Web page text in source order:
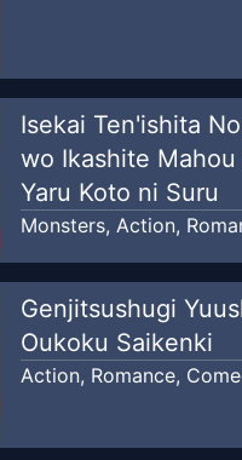
Isekai Ten'ishita
wo Ikashite Mahou
Yaru Koto ni Suru
Monsters, Action,
Genjitsushugi
Oukoku Saikenki
Action, Romance,